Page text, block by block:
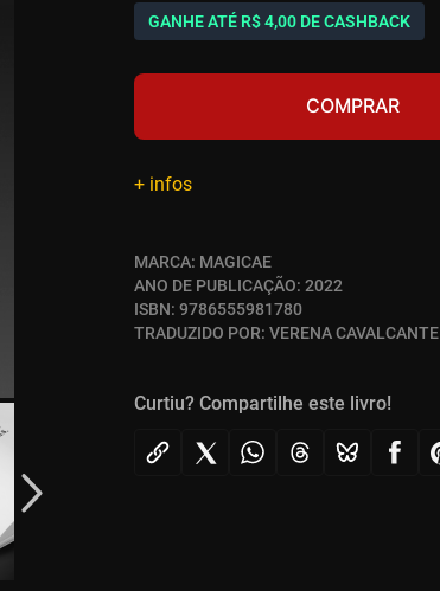
GANHE ATÉ R$ 4,00 DE CASHBACK
COMPRAR
+ infos
MARCA: MAGICAE
ANO DE PUBLICAÇÃO: 2022
ISBN: 9786555981780
TRADUZIDO POR: VERENA CAVALCANTE
Curtiu? Compartilhe este livro!